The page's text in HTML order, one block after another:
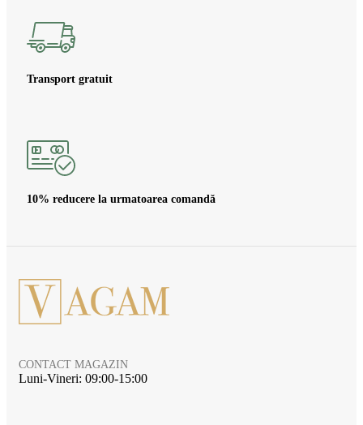
Transport gratuit
10% reducere la urmatoarea comandă
CONTACT MAGAZIN
Luni-Vineri: 09:00-15:00